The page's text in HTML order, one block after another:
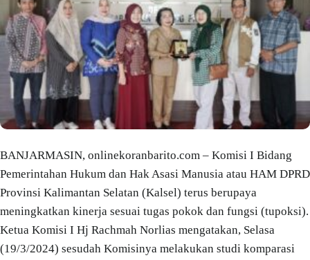
BANJARMASIN, onlinekoranbarito.com – Komisi I Bidang
Pemerintahan Hukum dan Hak Asasi Manusia atau HAM DPRD
Provinsi Kalimantan Selatan (Kalsel) terus berupaya
meningkatkan kinerja sesuai tugas pokok dan fungsi (tupoksi).
Ketua Komisi I Hj Rachmah Norlias mengatakan, Selasa
(19/3/2024) sesudah Komisinya melakukan studi komparasi